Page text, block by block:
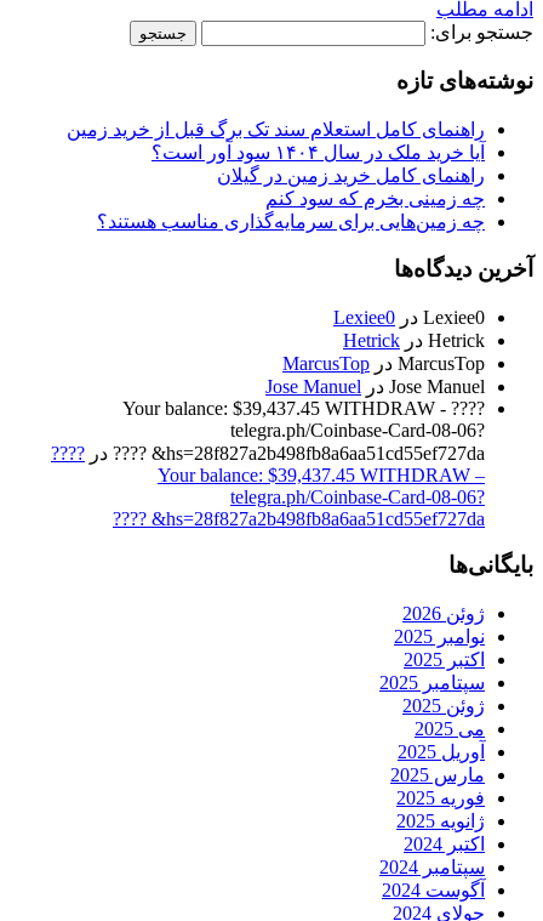
ادامه مطلب
جستجو برای:
نوشته‌های تازه
راهنمای کامل استعلام سند تک برگ قبل از خرید زمین
آیا خرید ملک در سال ۱۴۰۴ سود آور است؟
راهنمای کامل خرید زمین در گیلان
چه زمینی بخرم که سود کنم
چه زمین‌هایی برای سرمایه‌گذاری مناسب هستند؟
آخرین دیدگاه‌ها
Lexiee0 در Lexiee0
Hetrick در Hetrick
MarcusTop در MarcusTop
Jose Manuel در Jose Manuel
????️ Your balance: $39,437.45 WITHDRAW -
telegra.ph/Coinbase-Card-08-06?
hs=28f827a2b498fb8a6aa51cd55ef727da& ????️
در ????️
Your balance: $39,437.45 WITHDRAW –
telegra.ph/Coinbase-Card-08-06?
hs=28f827a2b498fb8a6aa51cd55ef727da& ????️
بایگانی‌ها
ژوئن 2026
نوامبر 2025
اکتبر 2025
سپتامبر 2025
ژوئن 2025
می 2025
آوریل 2025
مارس 2025
فوریه 2025
ژانویه 2025
اکتبر 2024
سپتامبر 2024
آگوست 2024
جولای 2024